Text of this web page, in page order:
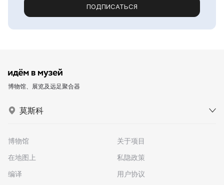
ПОДПИСАТЬСЯ
博物馆、展览及远足聚合器
莫斯科
博物馆
在地图上
编译
关于项目
私隐政策
用户协议